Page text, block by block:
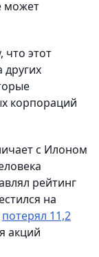
может
что этот
корпораций
с Илоном
рейтинг
на
потерял 11,2
акций